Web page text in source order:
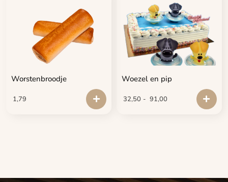
Worstenbroodje
1,79
Woezel en pip
32,50 - 91,00